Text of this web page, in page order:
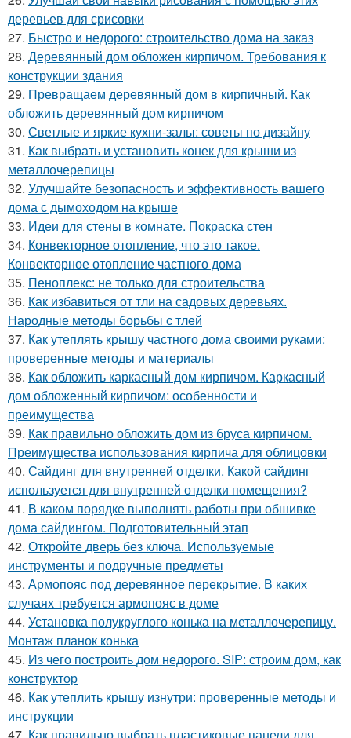
деревьев для срисовки
27. Быстро и недорого: строительство дома на заказ
28. Деревянный дом обложен кирпичом. Требования к
конструкции здания
29. Превращаем деревянный дом в кирпичный. Как
обложить деревянный дом кирпичом
30. Светлые и яркие кухни-залы: советы по дизайну
31. Как выбрать и установить конек для крыши из
металлочерепицы
32. Улучшайте безопасность и эффективность вашего
дома с дымоходом на крыше
33. Идеи для стены в комнате. Покраска стен
34. Конвекторное отопление, что это такое.
Конвекторное отопление частного дома
35. Пеноплекс: не только для строительства
36. Как избавиться от тли на садовых деревьях.
Народные методы борьбы с тлей
37. Как утеплять крышу частного дома своими руками:
проверенные методы и материалы
38. Как обложить каркасный дом кирпичом. Каркасный
дом обложенный кирпичом: особенности и
преимущества
39. Как правильно обложить дом из бруса кирпичом.
Преимущества использования кирпича для облицовки
40. Сайдинг для внутренней отделки. Какой сайдинг
используется для внутренней отделки помещения?
41. В каком порядке выполнять работы при обшивке
дома сайдингом. Подготовительный этап
42. Откройте дверь без ключа. Используемые
инструменты и подручные предметы
43. Армопояс под деревянное перекрытие. В каких
случаях требуется армопояс в доме
44. Установка полукруглого конька на металлочерепицу.
Монтаж планок конька
45. Из чего построить дом недорого. SIP: строим дом, как
конструктор
46. Как утеплить крышу изнутри: проверенные методы и
инструкции